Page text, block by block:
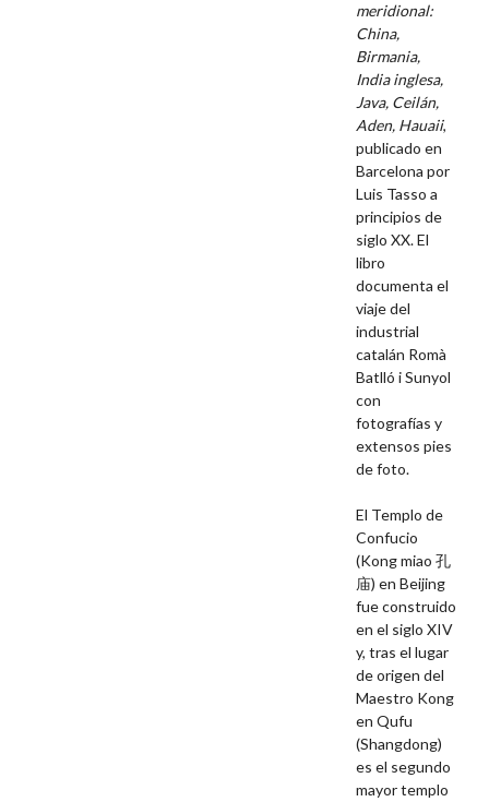
meridional:
China,
Birmania,
India inglesa,
Java, Ceilán,
Aden, Hauaii,
publicado en
Barcelona por
Luis Tasso a
principios de
siglo XX. El
libro
documenta el
viaje del
industrial
catalán Romà
Batlló i Sunyol
con
fotografías y
extensos pies
de foto.
El Templo de
Confucio
(Kong miao孔
庙) en Beijing
fue construido
en el siglo XIV
y, tras el lugar
de origen del
Maestro Kong
en Qufu
(Shangdong)
es el segundo
mayor templo